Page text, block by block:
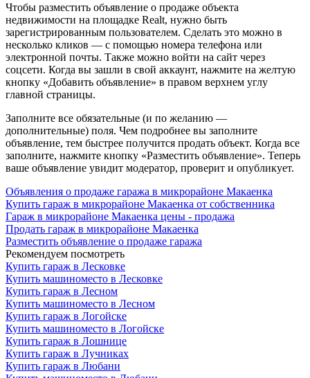
Чтобы разместить объявление о продаже объекта
недвижимости на площадке Realt, нужно быть
зарегистрированным пользователем. Сделать это можно в
несколько кликов — с помощью номера телефона или
электронной почты. Также можно войти на сайт через
соцсети. Когда вы зашли в свой аккаунт, нажмите на желтую
кнопку «Добавить объявление» в правом верхнем углу
главной страницы.
Заполните все обязательные (и по желанию —
дополнительные) поля. Чем подробнее вы заполните
объявление, тем быстрее получится продать объект. Когда все
заполните, нажмите кнопку «Разместить объявление». Теперь
ваше объявление увидит модератор, проверит и опубликует.
Объявления о продаже гаража в микрорайоне Макаенка
Купить гараж в микрорайоне Макаенка от собственника
Гараж в микрорайоне Макаенка цены - продажа
Продать гараж в микрорайоне Макаенка
Разместить объявление о продаже гаража
Рекомендуем посмотреть
Купить гараж в Лесковке
Купить машиноместо в Лесковке
Купить гараж в Лесном
Купить машиноместо в Лесном
Купить гараж в Логойске
Купить машиноместо в Логойске
Купить гараж в Лошнице
Купить гараж в Лучниках
Купить гараж в Любани